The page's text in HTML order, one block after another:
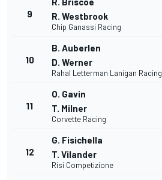
9
R. Westbrook
Chip Ganassi Racing
10
B. Auberlen
D. Werner
Rahal Letterman Lanigan Racing
11
O. Gavin
T. Milner
Corvette Racing
12
G. Fisichella
T. Vilander
Risi Competizione